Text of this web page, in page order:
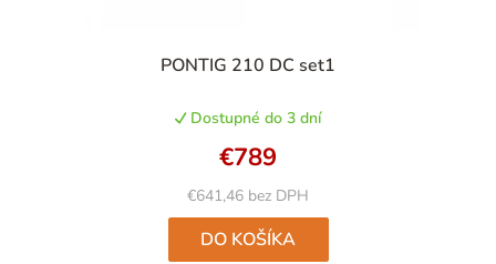
PONTIG 210 DC set1
Dostupné do 3 dní
€641,46 bez DPH
€789
DO KOŠÍKA